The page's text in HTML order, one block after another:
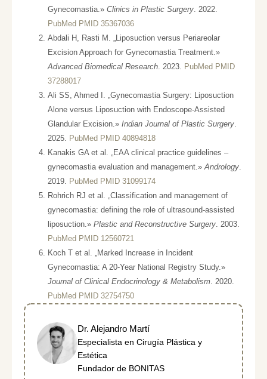
Gynecomastia.» Clinics in Plastic Surgery . 2022.
PubMed PMID 35367036
Abdali H, Rasti M. „Liposuction versus Periareolar
Excision Approach for Gynecomastia Treatment.»
Advanced Biomedical Research . 2023. PubMed PMID
37288017
Ali SS, Ahmed I. „Gynecomastia Surgery: Liposuction
Alone versus Liposuction with Endoscope-Assisted
Glandular Excision.» Indian Journal of Plastic Surgery
2025. PubMed PMID 40894818
Kanakis GA et al. „EAA clinical practice guidelines –
gynecomastia evaluation and management.» Andrology
2019. PubMed PMID 31099174
Rohrich RJ et al. „Classification and management of
gynecomastia: defining the role of ultrasound-assisted
liposuction.» Plastic and Reconstructive Surgery . 2003.
PubMed PMID 12560721
Koch T et al. „Marked Increase in Incident
Gynecomastia: A 20-Year National Registry Study.»
Journal of Clinical Endocrinology & Metabolism . 2020.
PubMed PMID 32754750
Dr. Alejandro Martí
Especialista en Cirugía Plástica y
Estética
Fundador de BONITAS